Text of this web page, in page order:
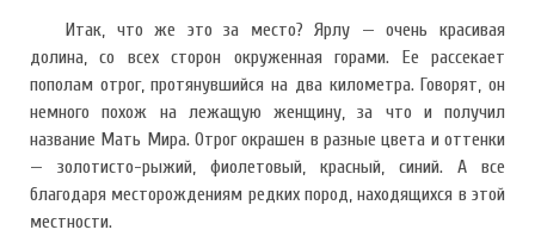
Итак, что же это за место? Ярлу — очень красивая
долина, со всех сторон окруженная горами. Ее рассекает
пополам отрог, протянувшийся на два километра. Говорят, он
немного похож на лежащую женщину, за что и получил
название Мать Мира. Отрог окрашен в разные цвета и оттенки
— золотисто-рыжий, фиолетовый, красный, синий. А все
благодаря месторождениям редких пород, находящихся в этой
местности.